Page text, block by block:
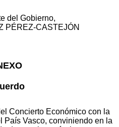
del Gobierno,
PÉREZ-CASTEJÓN
Concierto Económico con la
País Vasco, conviniendo en la